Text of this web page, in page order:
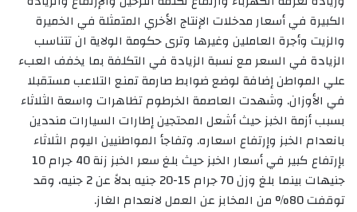
الكبيرة في أسعار مدخلات الإنتاج الأخري المتمثلة في الخميرة
والزيت وأجرة العاملين وغيرها وترى حكومة الولاية ان تتناسب
الزيادة في السعر مع نسبة الزيادة في التكلفة بما يخفف العبء
علي المواطن إضافة لوضع ضوابط صارمة تمنع التلاعب مستقبلا
في الأوزان. وشهدت العاصمة الخرطوم تظاهرات واسعة الثلاثاء
بسبب أزمة الخبز حيث أشعل المحتجين إطارات السيارات منددين
بانعدام الخبز وإرتفاع اسعاره. وتفاجأ المواطنيين اليوم الثلاثاء
بإرتفاع كبير في أسعار الخبز حيث بلغ سعر الخبز زنة 40 جرام 10
جنيهات بينما بلغ وزن 70 جرام 15-20 جنيه بدلاً عن 2 جنيه، وقد
توقفت 80% من المخابز عن العمل لانعدام الغاز.